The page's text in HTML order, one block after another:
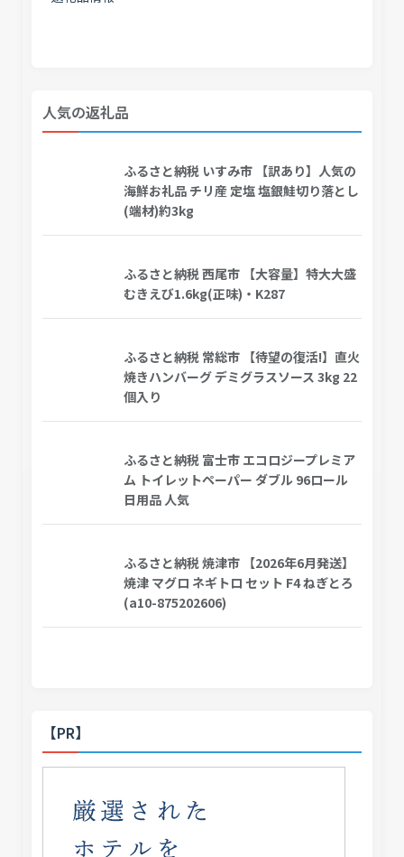
人気の返礼品
ふるさと納税 いすみ市 【訳あり】人気の
海鮮お礼品 チリ産 定塩 塩銀鮭切り落とし
(端材)約3kg
ふるさと納税 西尾市 【大容量】特大大盛
むきえび1.6kg(正味)・K287
ふるさと納税 常総市 【待望の復活!】直火
焼きハンバーグ デミグラスソース 3kg 22
個入り
ふるさと納税 富士市 エコロジープレミア
ム トイレットペーパー ダブル 96ロール
日用品 人気
ふるさと納税 焼津市 【2026年6月発送】
焼津 マグロ ネギトロ セット F4 ねぎとろ
(a10-875202606)
【PR】